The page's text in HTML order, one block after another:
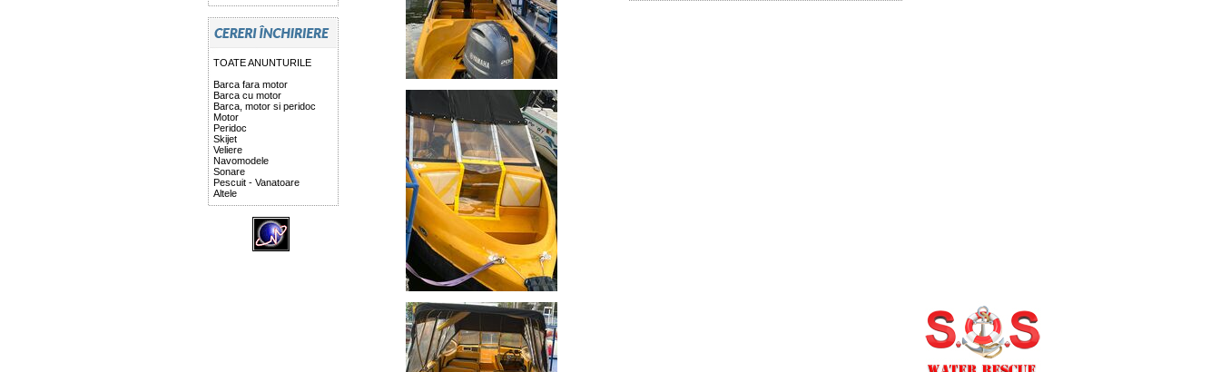
TOATE ANUNTURILE
Barca fara motor
Barca cu motor
Barca, motor si peridoc
Motor
Peridoc
Skijet
Veliere
Navomodele
Sonare
Pescuit - Vanatoare
Altele